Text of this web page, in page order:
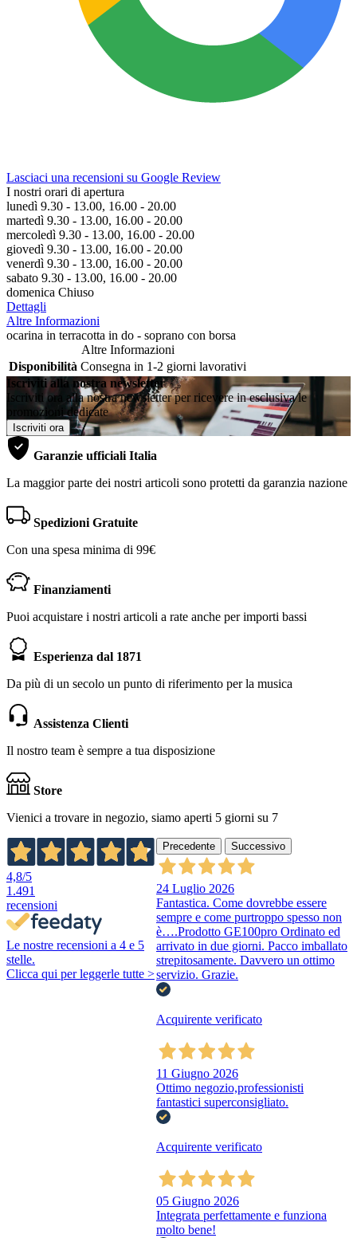
Lasciaci una recensioni su Google Review
I nostri orari di apertura
lunedì 9.30 - 13.00, 16.00 - 20.00
martedì 9.30 - 13.00, 16.00 - 20.00
mercoledì 9.30 - 13.00, 16.00 - 20.00
giovedì 9.30 - 13.00, 16.00 - 20.00
venerdì 9.30 - 13.00, 16.00 - 20.00
sabato 9.30 - 13.00, 16.00 - 20.00
domenica Chiuso
Dettagli
Altre Informazioni
ocarina in terracotta in do - soprano con borsa
Altre Informazioni
Disponibilità Consegna in 1-2 giorni lavorativi
Iscriviti alla nostra newsletter
Iscriviti ora alla nostra newsletter per ricevere in esclusiva le
promozioni dedicate
Iscriviti ora
Garanzie ufficiali Italia
La maggior parte dei nostri articoli sono protetti da garanzia nazione
Spedizioni Gratuite
Con una spesa minima di 99€
Finanziamenti
Puoi acquistare i nostri articoli a rate anche per importi bassi
Esperienza dal 1871
Da più di un secolo un punto di riferimento per la musica
Assistenza Clienti
Il nostro team è sempre a tua disposizione
Store
Vienici a trovare in negozio, siamo aperti 5 giorni su 7
4,8/5
1.491
recensioni
Le nostre recensioni a 4 e 5
stelle.
Clicca qui per leggerle tutte >
Precedente Successivo
24 Luglio 2026
Fantastica. Come dovrebbe essere
sempre e come purtroppo spesso non
è….Prodotto GE100pro Ordinato ed
arrivato in due giorni. Pacco imballato
strepitosamente. Davvero un ottimo
servizio. Grazie.
Acquirente verificato
11 Giugno 2026
Ottimo negozio,professionisti
fantastici superconsigliato.
Acquirente verificato
05 Giugno 2026
Integrata perfettamente e funziona
molto bene!